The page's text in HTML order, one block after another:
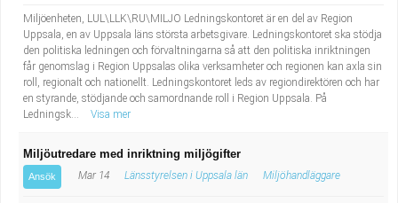
Miljöenheten, LUL\LLK\RU\MILJO Ledningskontoret är en del av Region
Uppsala, en av Uppsala läns största arbetsgivare. Ledningskontoret ska stödja
den politiska ledningen och förvaltningarna så att den politiska inriktningen
får genomslag i Region Uppsalas olika verksamheter och regionen kan axla sin
roll, regionalt och nationellt. Ledningskontoret leds av regiondirektören och har
en styrande, stödjande och samordnande roll i Region Uppsala. På
Ledningsk...
Visa mer
Miljöutredare med inriktning miljögifter
Ansök Mar 14 Länsstyrelsen i Uppsala län Miljöhandläggare